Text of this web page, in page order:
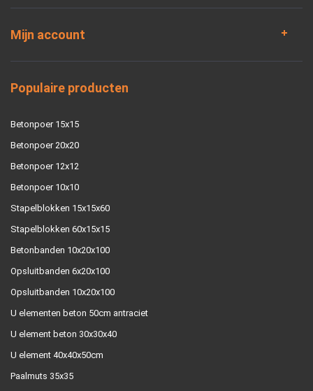
Mijn account
Populaire producten
Betonpoer 15x15
Betonpoer 20x20
Betonpoer 12x12
Betonpoer 10x10
Stapelblokken 15x15x60
Stapelblokken 60x15x15
Betonbanden 10x20x100
Opsluitbanden 6x20x100
Opsluitbanden 10x20x100
U elementen beton 50cm antraciet
U element beton 30x30x40
U element 40x40x50cm
Paalmuts 35x35